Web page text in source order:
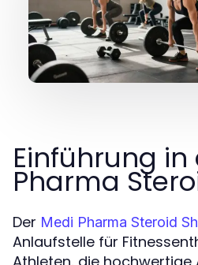
Einführung
Pharma
Der Medi Pharma Steroid
Anlaufstelle für